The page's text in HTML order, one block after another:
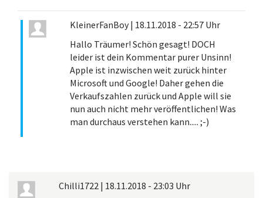
KleinerFanBoy| 18.11.2018 - 22:57 Uhr
Hallo Träumer! Schön gesagt! DOCH
leider ist dein Kommentar purer Unsinn!
Apple ist inzwischen weit zurück hinter
Microsoft und Google! Daher gehen die
Verkaufszahlen zurück und Apple will sie
nun auch nicht mehr veröffentlichen! Was
man durchaus verstehen kann..... ;-)
Chilli1722 | 18.11.2018 - 23:03 Uhr